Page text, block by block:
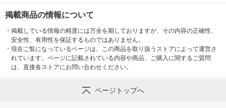
掲載商品の情報について
・ 掲載している情報の精度には万全を期しておりますが、その内容の正確性、
安全性、有用性を保証するものではありません。
・ 現在ご覧になっているページは、この商品を取り扱うストアによって運営さ
れています。ページに記載されている内容や商品、ご購入に関するご質問
は、直接各ストアにお問い合わせください。
ページトップへ